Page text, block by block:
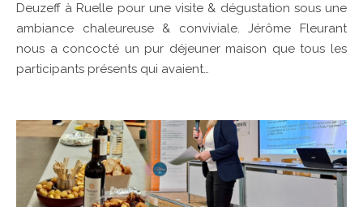
Deuzeff à Ruelle pour une visite & dégustation sous une
ambiance chaleureuse & conviviale. Jérôme Fleurant
nous a concocté un pur déjeuner maison que tous les
participants présents qui avaient…